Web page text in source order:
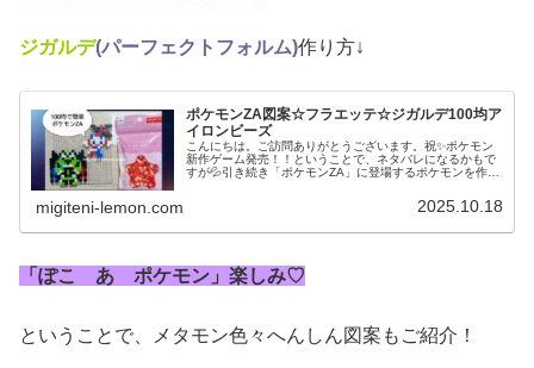
ジガルデ(パーフェクトフォルム)作り方↓
ポケモンZA図案☆フラエッテ☆ジガルデ100均ア
イロンビーズ
こんにちは。ご訪問ありがとうございます。祝✨️ポケモン
新作ゲーム発売！！ということで、ネタバレになるかもで
すが💦引き続き「ポケモンZA」に登場するポケモンを作っ
migiteni-lemon.com 2025.10.18
「ぽこ あ ポケモン」楽しみ♡
ということで、メタモン色々へんしん図案もご紹介！